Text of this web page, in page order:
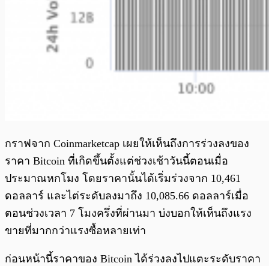
กราฟจาก Coinmarketcap เผยให้เห็นถึงการร่วงลงของ
ราคา Bitcoin ที่เกิดขึ้นตั้งแต่ช่วงเช้าวันนี้ตอนเมื่อ
ประมาณหกโมง โดยราคานั้นได้เริ่มร่วงจาก 10,461
ดอลลาร์ และไต่ระดับลงมาถึง 10,085.66 ดอลลาร์เมื่อ
ตอนช่วงเวลา 7 โมงครึ่งที่ผ่านมา บ่งบอกให้เห็นถึงแรง
ขายที่มากกว่าแรงซื้อหลายเท่า
ก่อนหน้านี้ราคาของ Bitcoin ได้ร่วงลงไปแตะระดับราคา